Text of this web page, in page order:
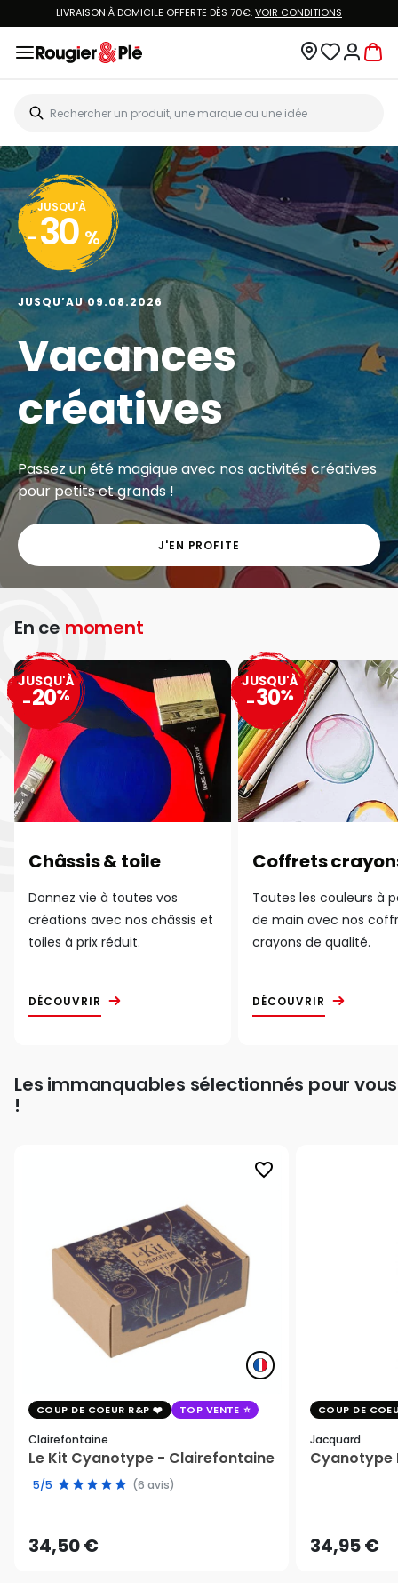
LIVRAISON À DOMICILE OFFERTE DÈS 70€.VOIR CONDITIONS
JUSQU'À
- 30 %
JUSQU’AU 09.08.2026
Vacances
créatives
Passez un été magique avec nos activités créatives
pour petits et grands !
J'EN PROFITE
En ce moment
Châssis & toile
Donnez vie à toutes vos
créations avec nos châssis et
toiles à prix réduit.
DÉCOUVRIR
JUSQU'À
-20%
Coffrets
Toutes les couleurs à
de main avec nos
crayons de qualité.
DÉCOUVRIR
JUSQU'À
-30%
Les immanquables sélectionnés pour vous
!
favorite_border
COUP DE COEUR R&P TOP VENTE
Clairefontaine
Le Kit Cyanotype - Clairefontaine
5/5 (6 avis)
34,50 €
COUP DE
Jacquard
Cyanotype
34,95 €